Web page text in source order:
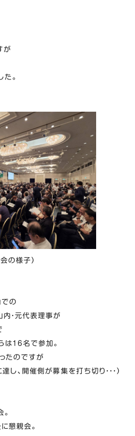
が
。
の様子）
の
・元代表理事が
１６名で参加。
たのですが
し、開催側が募集を打ち切り・・・）
懇親会。